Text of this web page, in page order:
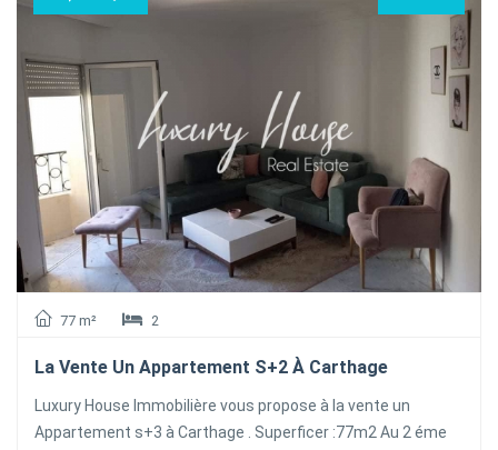
77 m² 2
La Vente Un Appartement S+2 À Carthage
Luxury House Immobilière vous propose à la vente un
Appartement s+3 à Carthage . Superficer :77m2 Au 2 éme